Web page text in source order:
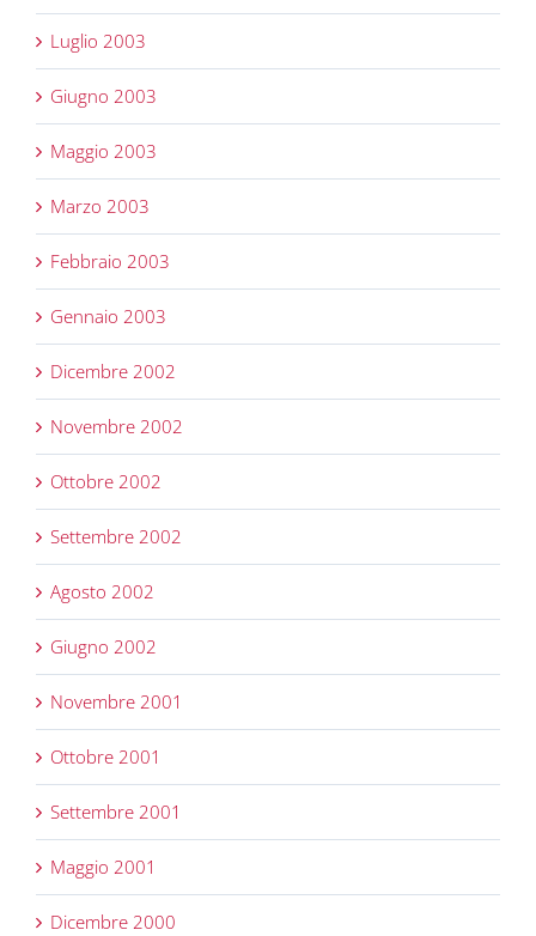
Luglio 2003
Giugno 2003
Maggio 2003
Marzo 2003
Febbraio 2003
Gennaio 2003
Dicembre 2002
Novembre 2002
Ottobre 2002
Settembre 2002
Agosto 2002
Giugno 2002
Novembre 2001
Ottobre 2001
Settembre 2001
Maggio 2001
Dicembre 2000